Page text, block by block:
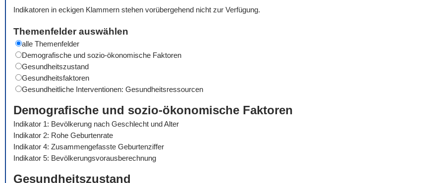
Indikatoren in eckigen Klammern stehen vorübergehend nicht zur Verfügung.
Themenfelder auswählen
alle Themenfelder
Demografische und sozio-ökonomische Faktoren
Gesundheitszustand
Gesundheitsfaktoren
Gesundheitliche Interventionen: Gesundheitsressourcen
Demografische und sozio-ökonomische Faktoren
Indikator 1: Bevölkerung nach Geschlecht und Alter
Indikator 2: Rohe Geburtenrate
Indikator 4: Zusammengefasste Geburtenziffer
Indikator 5: Bevölkerungsvorausberechnung
Gesundheitszustand